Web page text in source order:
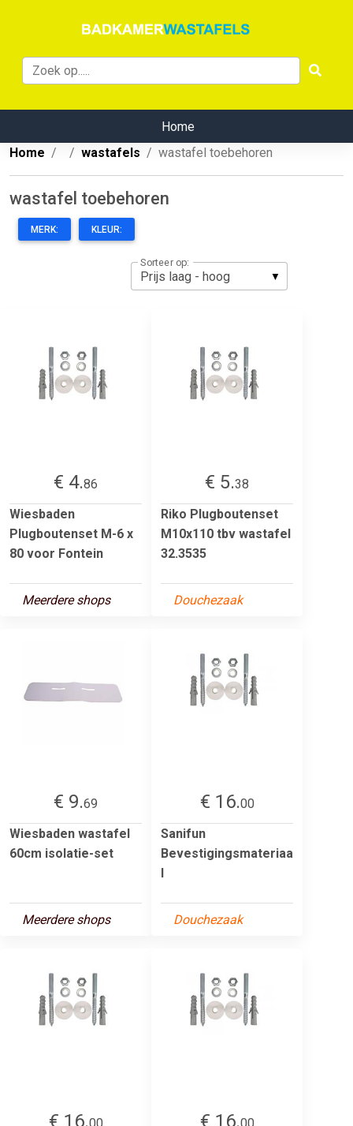
Home
Home
wastafels wastafel toebehoren
wastafel toebehoren
MERK: KLEUR:
Sorteer op:
€ 4.86
Wiesbaden
Plugboutenset M-6 x
80 voor Fontein
Meerdere shops
€ 5.38
Riko Plugboutenset
M10x110 tbv wastafel
32.3535
Douchezaak
€ 9.69
Wiesbaden wastafel
60cm isolatie-set
Meerdere shops
€ 16.00
Sanifun
Bevestigingsmateriaa
l
Douchezaak
€ 16. € 16.